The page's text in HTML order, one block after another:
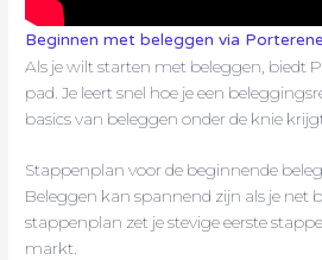
Beginnen met beleggen via
Als je wilt starten met beleggen, biedt
pad. Je leert snel hoe je een
basics van beleggen onder de knie
Stappenplan voor de beginnende
Beleggen kan spannend zijn als je net
stappenplan zet je stevige eerste
markt.